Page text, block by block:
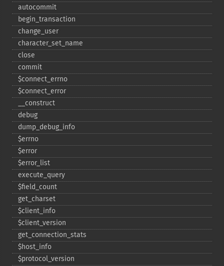
autocommit
begin_​transaction
change_​user
character_​set_​name
close
commit
$connect_​errno
$connect_​error
_​_​construct
debug
dump_​debug_​info
$errno
$error
$error_​list
execute_​query
$field_​count
get_​charset
$client_​info
$client_​version
get_​connection_​stats
$host_​info
$protocol_​version